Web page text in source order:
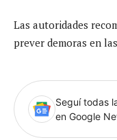
Las autoridades
prever demoras en
Seguí todas
en Google